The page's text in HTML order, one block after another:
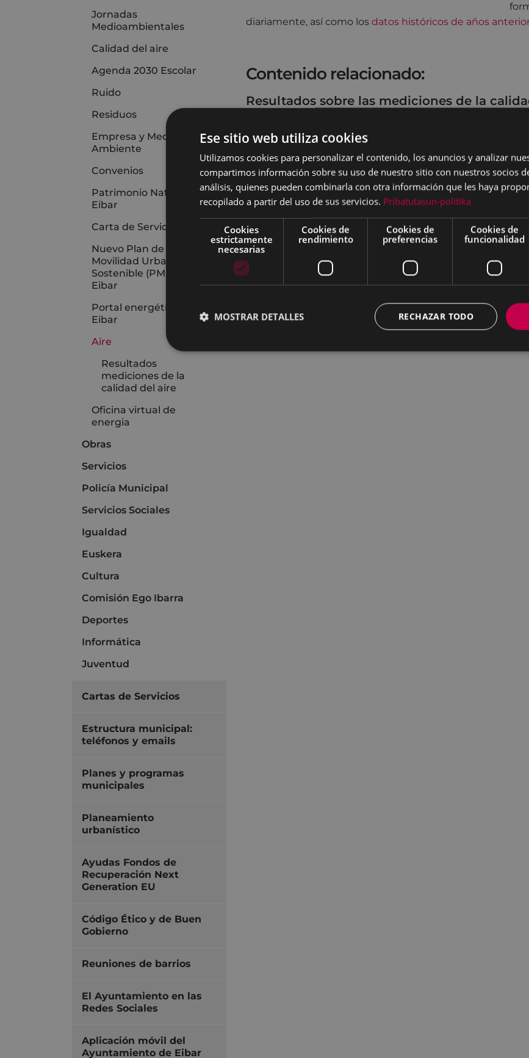
diariamente, así como los datos históricos de años
Contenido relacionado:
Resultados sobre las mediciones de la
Jornadas
Medioambientales
Calidad del aire
Agenda 2030 Escolar
Ruido
Residuos
Empresa y Medio
Ambiente
Convenios
Patrimonio Natural de
Eibar
Carta de Servicios
Nuevo Plan de
Movilidad Urbana
Sostenible (PMUS) de
Eibar
Portal energético de
Eibar
Aire
Resultados
mediciones de la
calidad del aire
Oficina virtual de
energia
Obras
Servicios
Policía Municipal
Servicios Sociales
Igualdad
Euskera
Cultura
Comisión Ego Ibarra
Deportes
Informática
Juventud
Cartas de Servicios
Estructura municipal:
teléfonos y emails
Planes y programas
municipales
Planeamiento
urbanístico
Ayudas Fondos de
Recuperación Next
Generation EU
Código Ético y de Buen
Gobierno
Reuniones de barrios
El Ayuntamiento en las
Redes Sociales
Aplicación móvil del
Ayuntamiento de Eibar
Ese sitio web utiliza cookies
Utilizamos cookies para personalizar el contenido, los anuncios y analizar
compartimos información sobre su uso de nuestro sitio con nuestros socios
análisis, quienes pueden combinarla con otra información que les haya
recopilado a partir del uso de sus servicios. Pribatutasun-politika
Cookies
estrictamente
necesarias
Cookies de
rendimiento
Cookies de
preferencias
Cookies de
funcionalidad
RECHAZAR TODO
MOSTRAR DETALLES